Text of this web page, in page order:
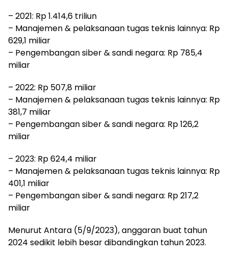
– 2021: Rp 1.414,6 triliun
– Manajemen & pelaksanaan tugas teknis lainnya: Rp
629,1 miliar
– Pengembangan siber & sandi negara: Rp 785,4
miliar
– 2022: Rp 507,8 miliar
– Manajemen & pelaksanaan tugas teknis lainnya: Rp
381,7 miliar
– Pengembangan siber & sandi negara: Rp 126,2
miliar
– 2023: Rp 624,4 miliar
– Manajemen & pelaksanaan tugas teknis lainnya: Rp
401,1 miliar
– Pengembangan siber & sandi negara: Rp 217,2
miliar
Menurut Antara (5/9/2023), anggaran buat tahun
2024 sedikit lebih besar dibandingkan tahun 2023.